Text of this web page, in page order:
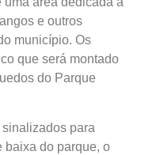
e outros
município. Os
que será montado
do Parque
para
baixa do parque, o